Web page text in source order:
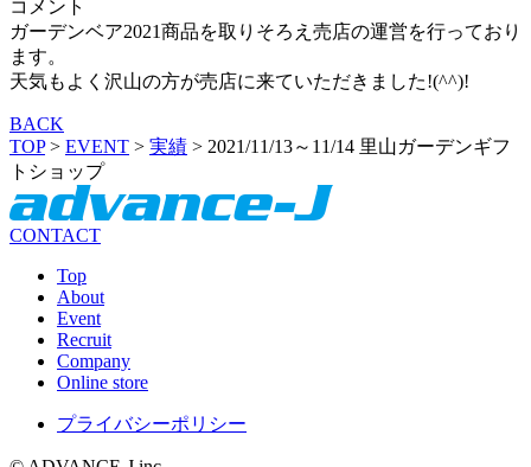
コメント
ガーデンベア2021商品を取りそろえ売店の運営を行っており
ます。
天気もよく沢山の方が売店に来ていただきました!(^^)!
BACK
TOP> EVENT > 実績 > 2021/11/13～11/14 里山ガーデンギフ
トショップ
CONTACT
Top
About
Event
Recruit
Company
Online store
プライバシーポリシー